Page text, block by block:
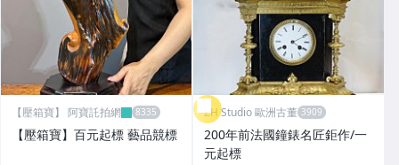
【壓箱寶】 阿寶託拍網
【壓箱寶】百元起標 藝品競標
ZH Studio 歐洲古董
200年前法國鐘錶名匠鉅作/一
元起標